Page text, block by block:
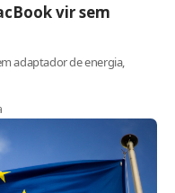
vir sem
adaptador de energia,